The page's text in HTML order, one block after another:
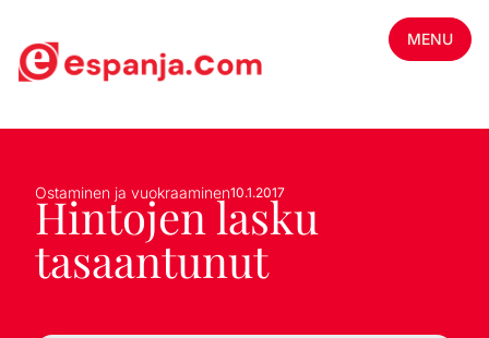
MENU
Ostaminen ja vuokraaminen10.1.2017
Hintojen lasku
tasaantunut